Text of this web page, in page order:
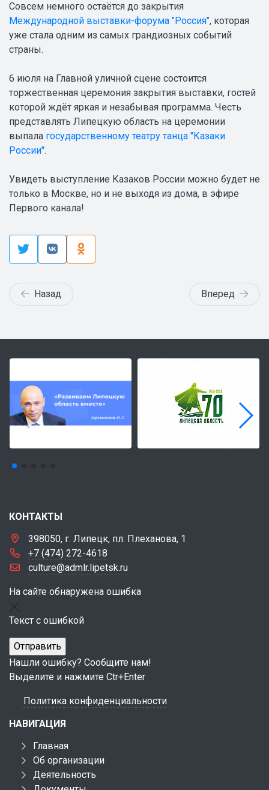
Совсем немного остаётся до закрытия
Международной выставки-форума "Россия", которая
уже стала одним из самых грандиозных событий
страны.
6 июля на Главной уличной сцене состоится
торжественная церемония закрытия выставки, гостей
которой ждёт яркая и незабывая программа. Честь
представлять Липецкую область на церемонии
выпала государственному театру танца "Казаки
России".
Увидеть выступление Казаков России можно будет не
только в Москве, но и не выходя из дома, в эфире
Первого канала!
Назад Вперед
КОНТАКТЫ
398050, г. Липецк, пл. Плеханова, 1
+7 (474) 272-4618
culture@admlr.lipetsk.ru
На сайте обнаружена ошибка
Текст с ошибкой
Нашли ошибку? Сообщите нам!
Выделите и нажмите Ctr+Enter
Политика конфиденциальности
НАВИГАЦИЯ
Главная
Об организации
Деятельность